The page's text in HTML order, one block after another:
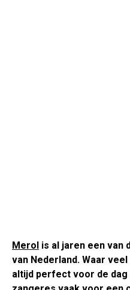
Merol is al jaren een van
van Nederland. Waar
altijd perfect voor de